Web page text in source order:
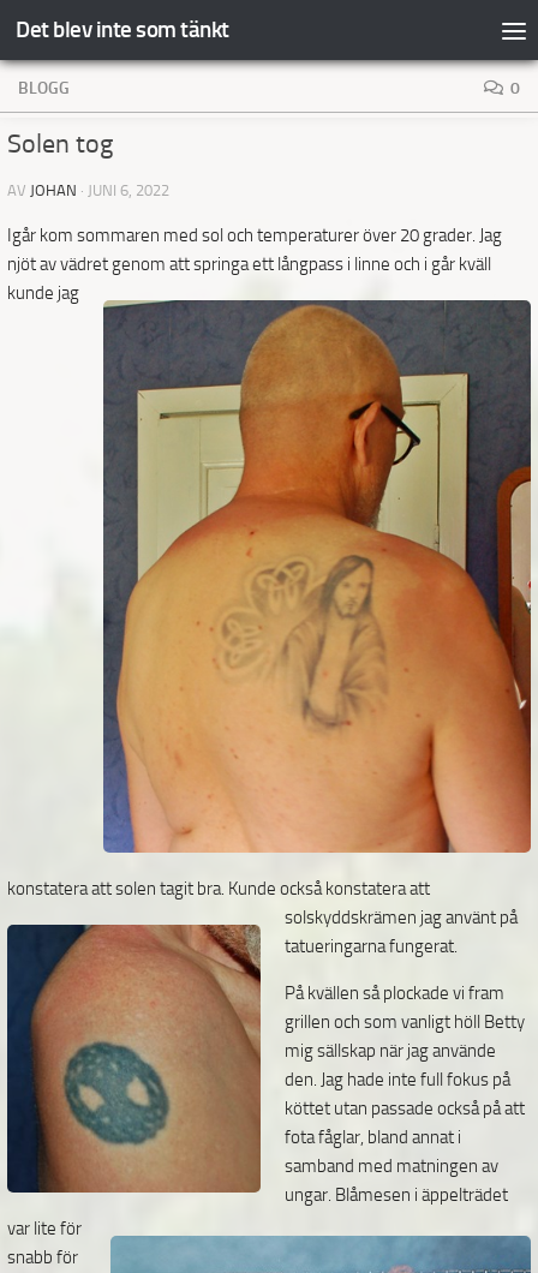
Hoppa till innehåll
Det blev inte som tänkt
BLOGG 0
Solen tog
AV JOHAN · JUNI 6, 2022
Igår kom sommaren med sol och temperaturer över 20 grader. Jag
njöt av vädret genom att springa ett långpass i linne och i går kväll
kunde jag
konstatera att solen tagit bra. Kunde också konstatera att
solskyddskrämen jag använt på
tatueringarna fungerat.
På kvällen så plockade vi fram
grillen och som vanligt höll Betty
mig sällskap när jag använde
den. Jag hade inte full fokus på
köttet utan passade också på att
fota fåglar, bland annat i
samband med matningen av
ungar. Blåmesen i äppelträdet
var lite för
snabb för